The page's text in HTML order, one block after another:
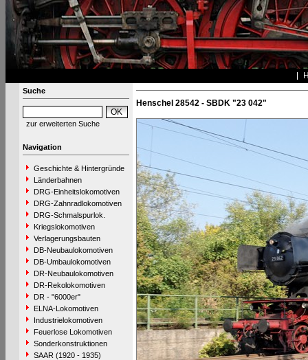
Suche
zur erweiterten Suche
Navigation
Geschichte & Hintergründe
Länderbahnen
DRG-Einheitslokomotiven
DRG-Zahnradlokomotiven
DRG-Schmalspurlok.
Kriegslokomotiven
Verlagerungsbauten
DB-Neubaulokomotiven
DB-Umbaulokomotiven
DR-Neubaulokomotiven
DR-Rekolokomotiven
DR - "6000er"
ELNA-Lokomotiven
Industrielokomotiven
Feuerlose Lokomotiven
Sonderkonstruktionen
SAAR (1920 - 1935)
Henschel 28542 - SBDK "23 042"